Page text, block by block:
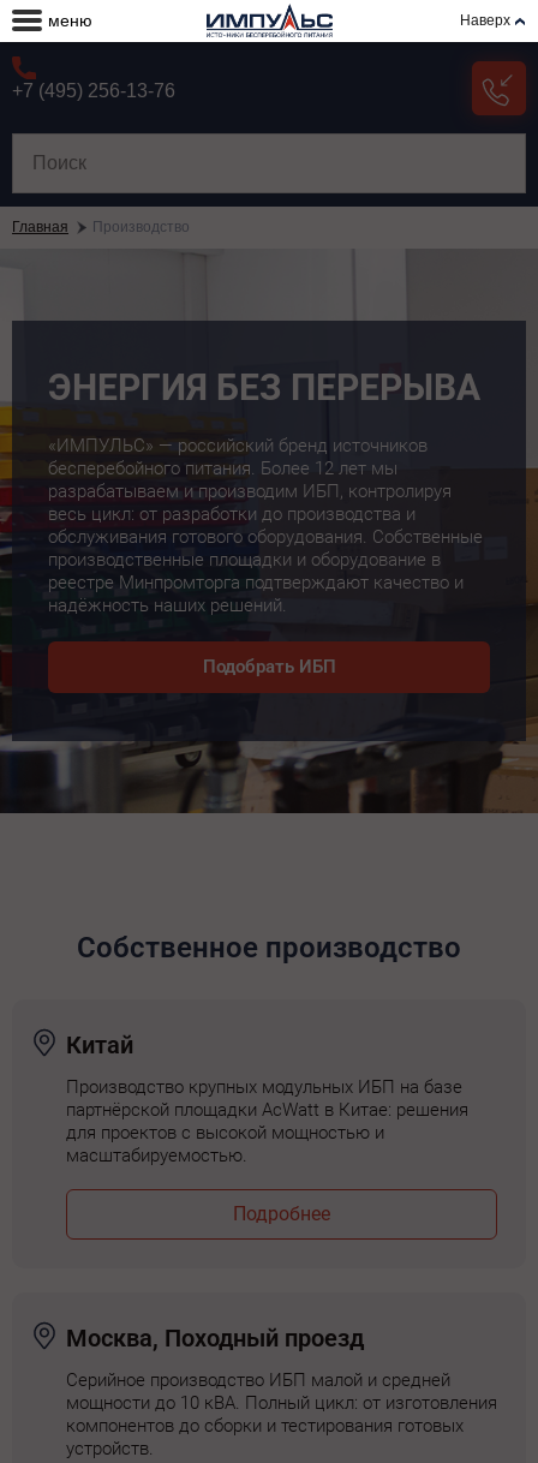
меню Наверх
+7 (495) 256-13-76
Главная Производство
ЭНЕРГИЯ БЕЗ ПЕРЕРЫВА
«ИМПУЛЬС» — российский бренд источников
бесперебойного питания. Более 12 лет мы
разрабатываем и производим ИБП, контролируя
весь цикл: от разработки до производства и
обслуживания готового оборудования. Собственные
производственные площадки и оборудование в
реестре Минпромторга подтверждают качество и
надёжность наших решений.
Подобрать ИБП
Собственное производство
Китай
Производство крупных модульных ИБП на базе
партнёрской площадки AcWatt в Китае: решения
для проектов с высокой мощностью и
масштабируемостью.
Подробнее
Москва, Походный проезд
Серийное производство ИБП малой и средней
мощности до 10 кВА. Полный цикл: от изготовления
компонентов до сборки и тестирования готовых
устройств.